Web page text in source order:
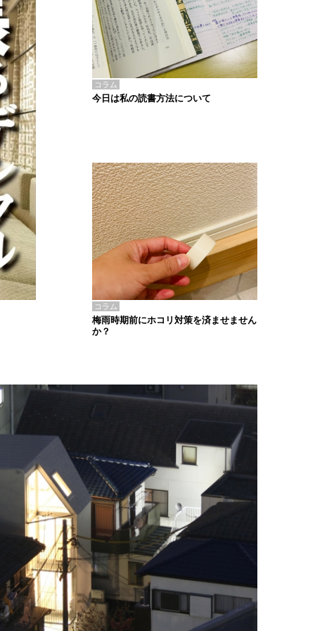
コラム
今日は私の読書方法について
コラム
梅雨時期前にホコリ対策を済ませません
か？